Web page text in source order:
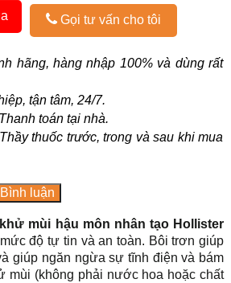
Gọi tư vấn cho tôi
hãng, hàng nhập 100% và dùng rất
tận tâm, 24/7.
toán tại nhà.
thuốc trước, trong và sau khi mua
Bình luận
mùi hậu môn nhân tạo Hollister
độ tự tin và an toàn. Bôi trơn giúp
giúp ngăn ngừa sự tĩnh điện và bám
mùi (không phải nước hoa hoặc chất